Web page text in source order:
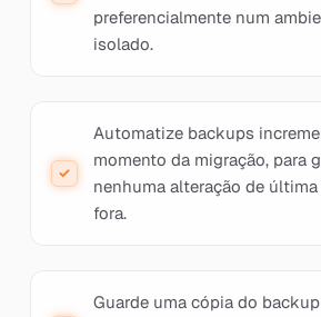
preferencialmente num
isolado.
Automatize backups
momento da migração, para
nenhuma alteração de
fora.
Guarde uma cópia do